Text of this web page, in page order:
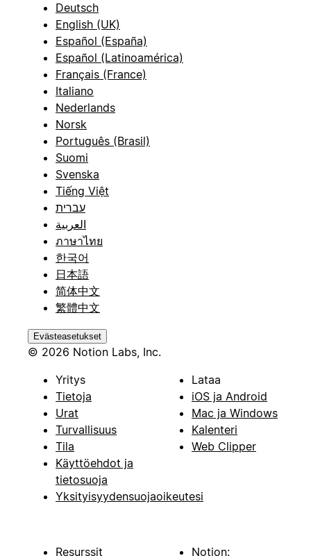
Deutsch
English (UK)
Español (España)
Español (Latinoamérica)
Français (France)
Italiano
Nederlands
Norsk
Português (Brasil)
Suomi
Svenska
Tiếng Việt
עברית
العربية
ภาษาไทย
한국어
日本語
简体中文
繁體中文
Evästeasetukset
© 2026 Notion Labs, Inc.
Yritys
Tietoja
Urat
Turvallisuus
Tila
Käyttöehdot ja
tietosuoja
Yksityisyydensuojaoikeutesi
Lataa
iOS ja Android
Mac ja Windows
Kalenteri
Web Clipper
Resurssit Notion: